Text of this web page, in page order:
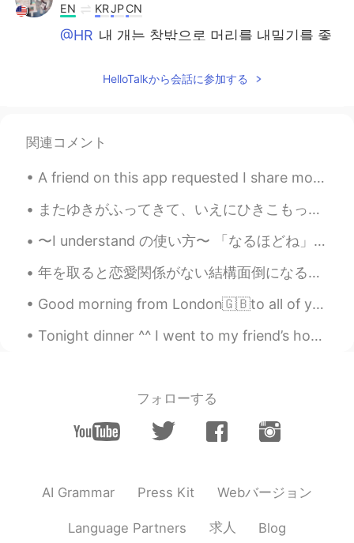
EN KRJPCN
@HR 내 개는 창밖으로 머리를 내밀기를 좋
2020.09.04 16:37
resort? 🏖️
Marine 2020.09.04 15:01
wonderful drive with your family🌺🌱😊👍
KR EN
@Beth 강아지가 바람을 맞으며 드라이브를
CN
@Manami
Arigato 😊 We’ll do several
Beth 2020.09.04 14:36
HelloTalkから会話に参加する
関連コメント
A friend on this app requested I share more of my photos of London with you all ☺️☺️ So here you...
またゆきがふってきて、いえにひきこもっています。しゅうまつがほんとうにまちどおしいです! - It's snowing again and I am staying at home. I rea...
〜I understand の使い方〜 「なるほどね」的な意味で、”I understand” っていうメッセージを度々見かけるんですが、このままで使われると相手の意見に対して共感をしていると...
年を取ると恋愛関係がない結構面倒になる。若いときはもっと簡単だと思う。考えすぎないで、好きな人が見つかったら、自然に付き合い始める。 でも30代に近づくと付き合いの形が変わる。将来を心配してい...
Good morning from London🇬🇧to all of you my wonderful friends wherever you are ! Always start your...
Tonight dinner ^^ I went to my friend’s home to cook for them. They ordered pasta 🍝 🇮🇹 🇨🇦 easy f...
フォローする
AI Grammar Press Kit Webバージョン
Language Partners 求人 Blog